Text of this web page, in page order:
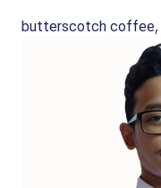
butterscotch coffee,